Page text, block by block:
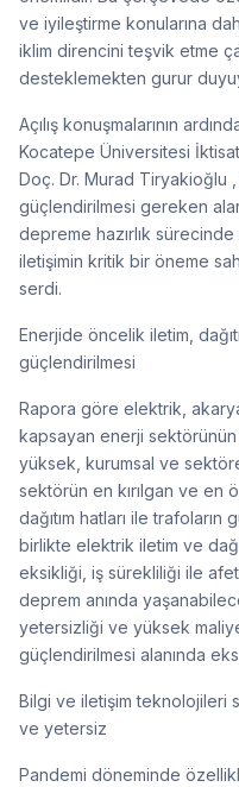
ve iyileştirme konularına
iklim direncini teşvik etme
desteklemekten gurur
Açılış konuşmalarının
Kocatepe Üniversitesi
Doç. Dr. Murad Tiryakioğlu ,
güçlendirilmesi gereken
depreme hazırlık
iletişimin kritik bir öneme
serdi.
Enerjide öncelik iletim,
güçlendirilmesi
Rapora göre elektrik,
kapsayan enerji sektörünün
yüksek, kurumsal ve
sektörün en kırılgan ve en
dağıtım hatları ile
birlikte elektrik iletim ve
eksikliği, iş sürekliliği ile afet
deprem anında
yetersizliği ve yüksek
güçlendirilmesi alanında
Bilgi ve iletişim teknolojileri
ve yetersiz
Pandemi döneminde